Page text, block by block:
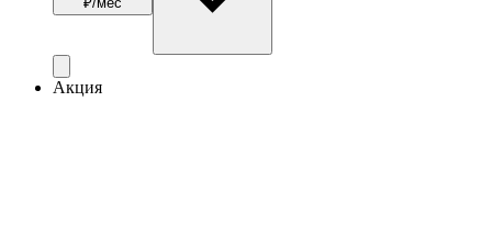
Акция